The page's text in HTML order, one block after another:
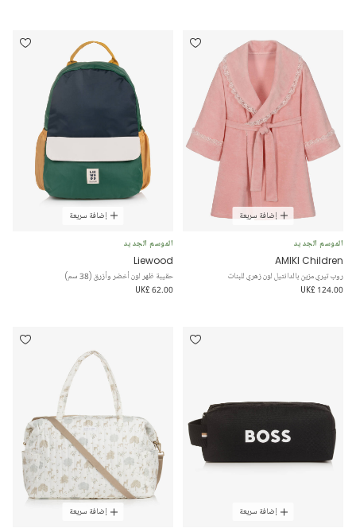
إضافة سريعة
الموسم الجديد
AMIKI Children
روب تيري مزين بالدانتيل لون زهري للبنات
UK£ 124.00
إضافة سريعة
الموسم الجديد
Liewood
حقيبة ظهر لون أخضر وأزرق (38 سم)
UK£ 62.00
إضافة سريعة إضافة سريعة